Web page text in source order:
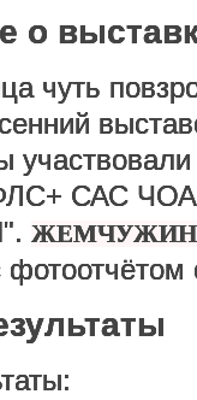
о
чуть
САС